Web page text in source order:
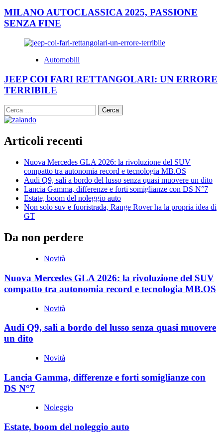
MILANO AUTOCLASSICA 2025, PASSIONE
SENZA FINE
Automobili
JEEP COI FARI RETTANGOLARI: UN ERRORE
TERRIBILE
Ricerca
per:
Articoli recenti
Nuova Mercedes GLA 2026: la rivoluzione del SUV
compatto tra autonomia record e tecnologia MB.OS
Audi Q9, sali a bordo del lusso senza quasi muovere un dito
Lancia Gamma, differenze e forti somiglianze con DS N°7
Estate, boom del noleggio auto
Non solo suv e fuoristrada, Range Rover ha la propria idea di
GT
Da non perdere
Novità
Nuova Mercedes GLA 2026: la rivoluzione del SUV
compatto tra autonomia record e tecnologia MB.OS
Novità
Audi Q9, sali a bordo del lusso senza quasi muovere
un dito
Novità
Lancia Gamma, differenze e forti somiglianze con
DS N°7
Noleggio
Estate, boom del noleggio auto